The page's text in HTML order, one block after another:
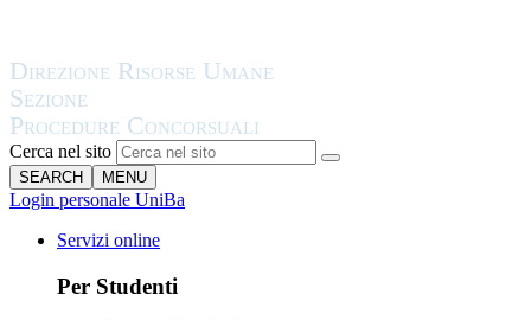
Cerca nel sito
SEARCH MENU
Login personale UniBa
Servizi online
Per Studenti